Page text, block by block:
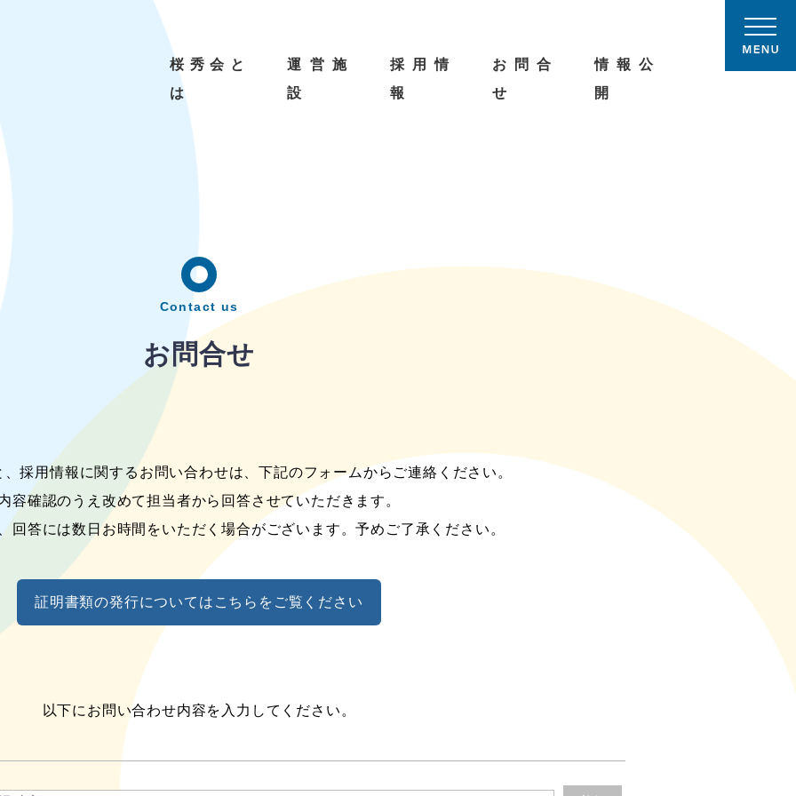
桜秀会と
は
運営施
設
採用情
報
お問合
せ
情報公
開
施設
満快のふる郷山の手
桜秀会ケアプランセンター山の手
満快のふる郷山の手ショートステイセンター
Contact us
お問合せ
採用情報に関するお問い合わせは、下記のフォームからご連絡ください。
容確認のうえ改めて担当者から回答させていただきます。
回答には数日お時間をいただく場合がございます。予めご了承ください。
証明書類の発行についてはこちらをご覧ください
以下にお問い合わせ内容を入力してください。